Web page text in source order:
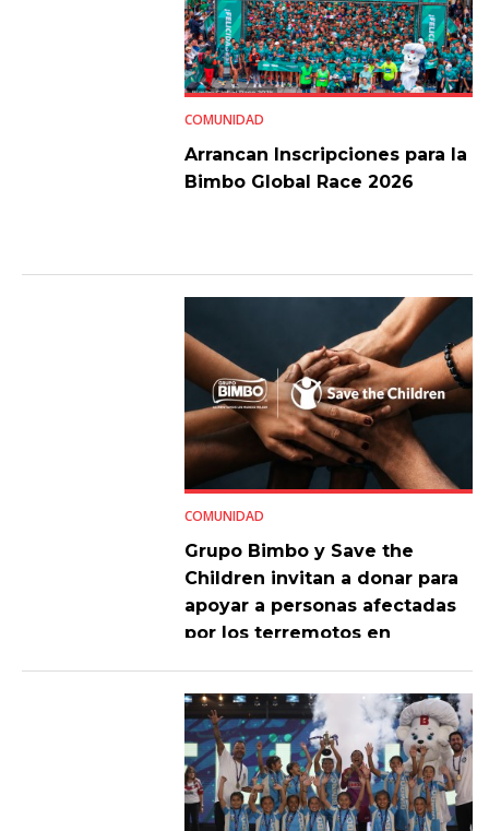
COMUNIDAD
Arrancan Inscripciones para la
Bimbo Global Race 2026
COMUNIDAD
Grupo Bimbo y Save the
Children invitan a donar para
apoyar a personas afectadas
por los terremotos en